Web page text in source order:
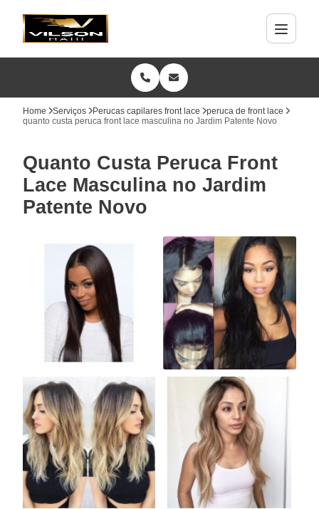
Home Serviços Perucas capilares front lace
peruca de front lace
quanto custa peruca front lace masculina no Jardim Patente Novo
Quanto Custa Peruca Front
Lace Masculina no Jardim
Patente Novo